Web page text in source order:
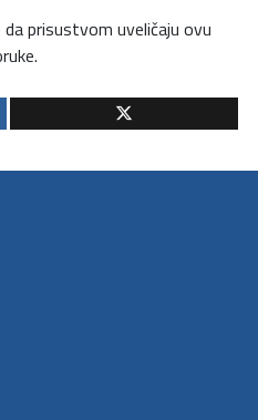
prisustvom uveličaju ovu